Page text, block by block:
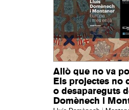
Allò que no va
Els projectes no
o desapareguts
Domènech i